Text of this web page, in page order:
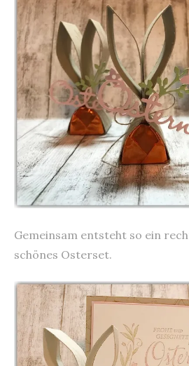
Gemeinsam entsteht so ein
schönes Osterset.